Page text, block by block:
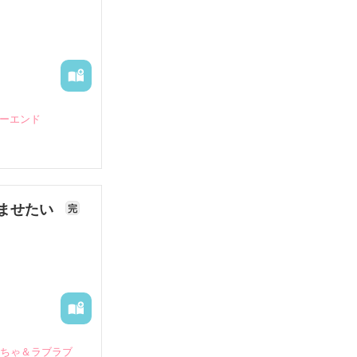
エンド
せたい 完
ゃ＆ラブラブ